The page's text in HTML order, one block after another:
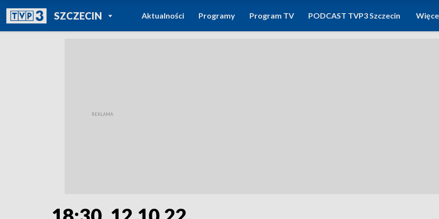
SZCZECINPOWRÓT DO
TVP REGIONY
Aktualności Programy Program TV PODCAST TVP3 Szczecin